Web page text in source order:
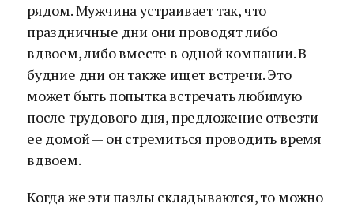
рядом. Мужчина устраивает так, что
праздничные дни они проводят либо
вдвоем, либо вместе в одной компании. В
будние дни он также ищет встречи. Это
может быть попытка встречать любимую
после трудового дня, предложение отвезти
ее домой — он стремиться проводить время
вдвоем.
Когда же эти пазлы складываются, то можно